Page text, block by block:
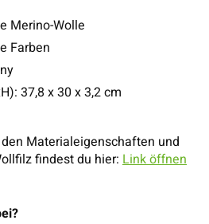
Merino-Wolle
Farben
37,8 x 30 x 3,2 cm
Materialeigenschaften und
findest du hier: Link öffnen